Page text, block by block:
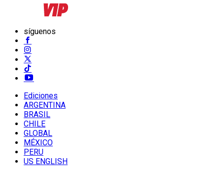
síguenos
Ediciones
ARGENTINA
BRASIL
CHILE
GLOBAL
MÉXICO
PERU
US ENGLISH